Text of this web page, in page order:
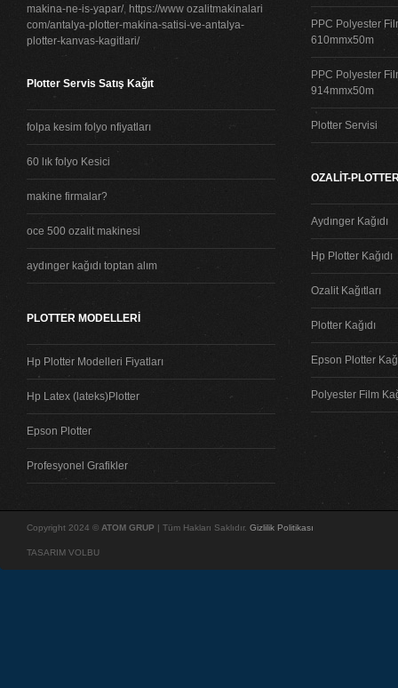
makina-ne-is-yapar/, https://www ozalitmakinalari
com/antalya-plotter-makina-satisi-ve-antalya-
plotter-kanvas-kagitlari/
Plotter Servis Satış Kağıt
folpa kesim folyo nfiyatları
60 lık folyo Kesici
makine firmalar?
oce 500 ozalit makinesi
aydınger kağıdı toptan alım
PLOTTER MODELLERİ
Hp Plotter Modelleri Fiyatları
Hp Latex (lateks)Plotter
Epson Plotter
Profesyonel Grafikler
PPC Polyester
610mmx50m
PPC Polyester
914mmx50m
Plotter Servisi
OZALİT-
Aydınger Kağıdı
Hp Plotter Kağıdı
Ozalit Kağıtları
Plotter Kağıdı
Epson Plotter
Polyester Film
Copyright 2024 © ATOM GRUP | Tüm Hakları Saklıdır. Gizlilik Politikası
TASARIM VOLBU